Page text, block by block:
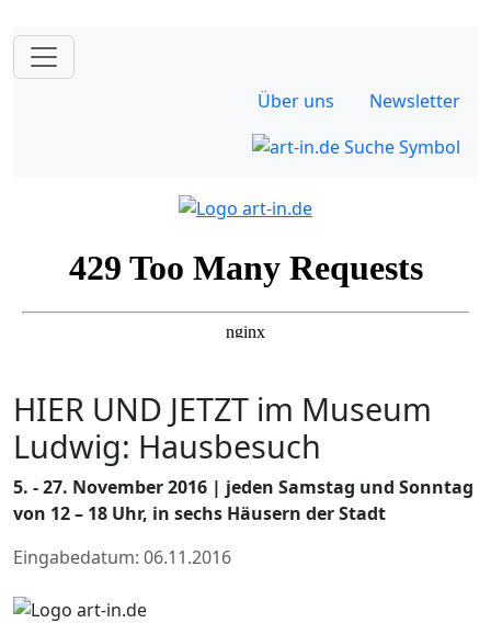
Über uns Newsletter
HIER UND JETZT im Museum
Ludwig: Hausbesuch
5. - 27. November 2016 | jeden Samstag und Sonntag
von 12 – 18 Uhr, in sechs Häusern der Stadt
Eingabedatum: 06.11.2016